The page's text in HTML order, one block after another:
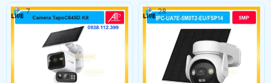
hiện theo nhu cầu, hỗ trợ đàm thoại
2 chiều, hỗ trợ kết nối qua wifi 2.4
Ghz camera có thể lắp đặt ngoài trời
nhờ chuẩn chống nước IP 65
có độ phân giải 8.0MP cho ra hình
ảnh 4K siêu nét, nhìn ban đêm bằng
hồng ngoại với khoảng cách lên đến
7 28